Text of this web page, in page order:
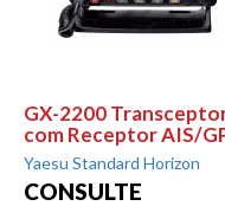
GX-2200
com Receptor AIS/
Yaesu Standard Horizon
CONSULTE